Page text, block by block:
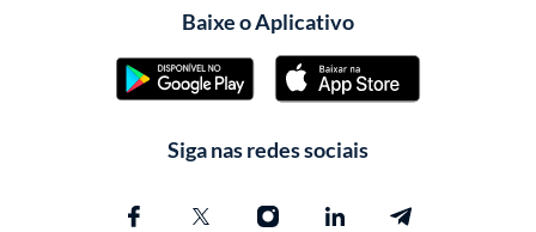
Baixe o Aplicativo
Siga nas redes sociais